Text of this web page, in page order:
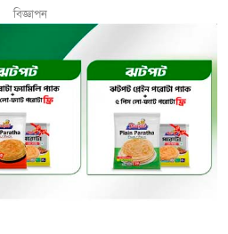
বিজ্ঞাপন